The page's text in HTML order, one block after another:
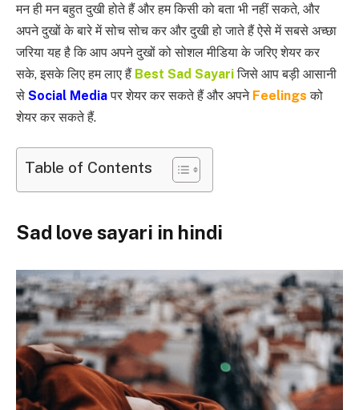
मन ही मन बहुत दुखी होते हैं और हम किसी को बता भी नहीं सकते, और
अपने दुखों के बारे में सोच सोच कर और दुखी हो जाते हैं ऐसे में सबसे अच्छा
जरिया यह है कि आप अपने दुखों को सोशल मीडिया के जरिए शेयर कर
सके, इसके लिए हम लाए हैं Best Sad Sayariजिसे आप बड़ी आसानी
से Social Mediaपर शेयर कर सकते हैं और अपनेFeelings को
शेयर कर सकते हैं.
Table of Contents
Sad love sayari in hindi